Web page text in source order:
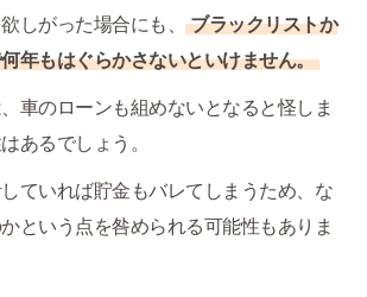
しがった場合にも、
ブラックリストか
年もはぐらかさないといけません。
車のローンも組めないとなると怪しま
あるでしょう。
ていれば貯金もバレてしまうため、な
という点を咎められる可能性もありま